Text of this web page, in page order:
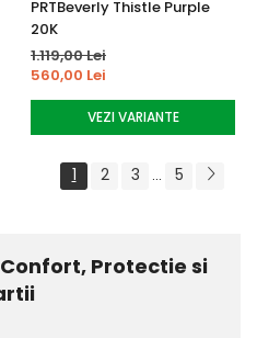
PRTBeverly Thistle Purple
20K
1.119,00 Lei
560,00 Lei
VEZI VARIANTE
1 2 3 ... 5
Protectie si